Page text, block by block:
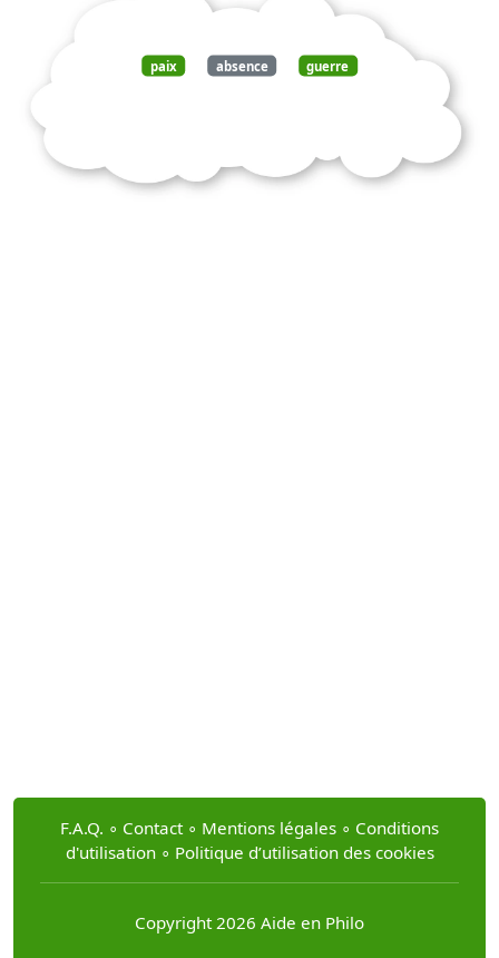
paix absence guerre
F.A.Q. ∘ Contact ∘ Mentions légales ∘ Conditions
d'utilisation∘ Politique d’utilisation des cookies
Copyright 2026 Aide en Philo